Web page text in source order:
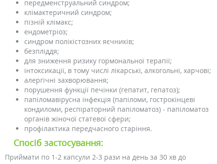
передменструальний синдром;
клімактеричний синдром;
пізній клімакс;
ендометріоз;
синдром полікістозних яєчників;
безпліддя;
для зниження ризику гормональної терапії;
інтоксикації, в тому числі лікарські, алкогольні, харчові;
алергічні захворювання;
порушення функції печінки (гепатит, гепатоз);
папіломавірусна інфекція (папіломи, гострокінцеві
кондиломи, респіраторний папіломатоз) - папіломатоз
органів жіночої статевої сфери;
профілактика передчасного старіння.
Спосіб застосування:
Приймати по 1-2 капсули 2-3 рази на день за 30 хв до